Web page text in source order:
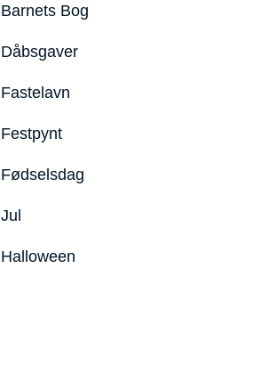
Barnets Bog
Dåbsgaver
Fastelavn
Festpynt
Fødselsdag
Jul
Halloween